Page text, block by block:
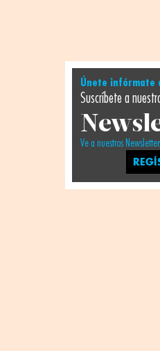
Únete infórmate
Suscríbete a
Ve a nuestros